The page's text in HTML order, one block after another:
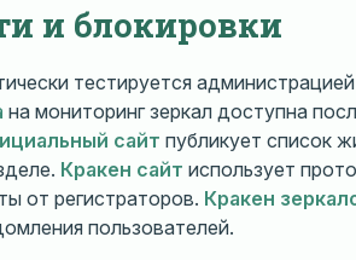
и блокировки
тестируется
на мониторинг зеркал доступна
сайт публикует список
Кракен сайт использует
от регистраторов. Кракен
пользователей.